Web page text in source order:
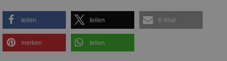
teilen teilen E-Mail
merken teilen